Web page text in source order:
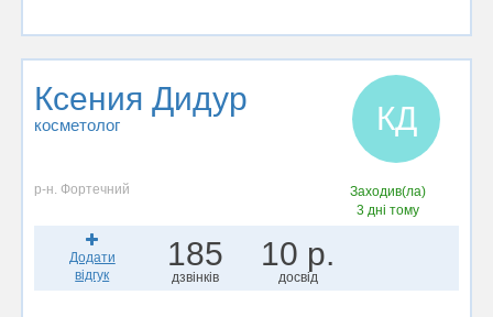
Ксения Дидур
косметолог КД
р-н. Фортечний
Заходив(ла)
3 дні тому
Додати
відгук
185
дзвінків
10 р.
досвід